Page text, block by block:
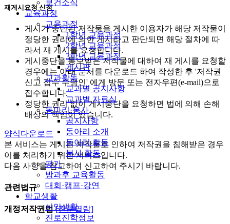
보건소식
교육과정
교육과정
1학년 교육과정
2학년 교육과정
3학년 교육과정
게시판
교과활동
교과별 공지사항
교과별 자료실
동아리·봉사
공지사항
동아리 소개
동아리 활동
봉사 활동
평가
방과후 교육활동
대회·캠프·강연
학교생활
신앙생활
진로진학정보
재게시요청 신청
게시가 중단된 저작물을 게시한 이용자가 해당 저작물이
정당한 권리에 의한 게시라고 판단되면 해당 절차에 따
라서 재 게시를 요청합니다.
게시중단을 통보받은 저작물에 대하여 재 게시를 요청할
경우에는 아래 문서를 다운로드 하여 작성한 후 '저작권
신고 접수 수령인' 에게 방문 또는 전자우편(e-mail)으로
접수합니다.
정당한 권리 없이 게시중단을 요청하면 법에 의해 손해
배상의 책임이 있습니다.
양식다운로드
본 서비스는 게시된 저작물로 인하여 저작권을 침해받은 경우
이를 처리하기 위한 서비스입니다.
다음 사항을 참고하여 신고하여 주시기 바랍니다.
관련법규
개정저작권법 [전문열람]